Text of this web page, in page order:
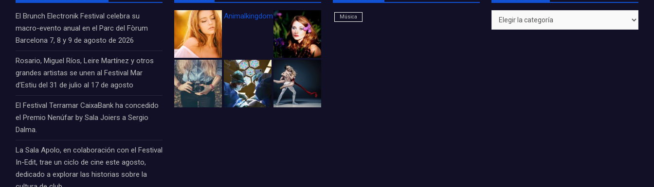
El Brunch Electronik Festival celebra su
macro-evento anual en el Parc del Fòrum
Barcelona 7, 8 y 9 de agosto de 2026
Rosario, Miguel Ríos, Leire Martínez y otros
grandes artistas se unen al Festival Mar
d’Estiu del 31 de julio al 17 de agosto
El Festival Terramar CaixaBank ha concedido
el Premio Nenúfar by Sala Joiers a Sergio
Dalma.
La Sala Apolo, en colaboración con el Festival
In-Edit, trae un ciclo de cine este agosto,
dedicado a explorar las historias sobre la
Animalkingdom_FichaCine Música Categorías